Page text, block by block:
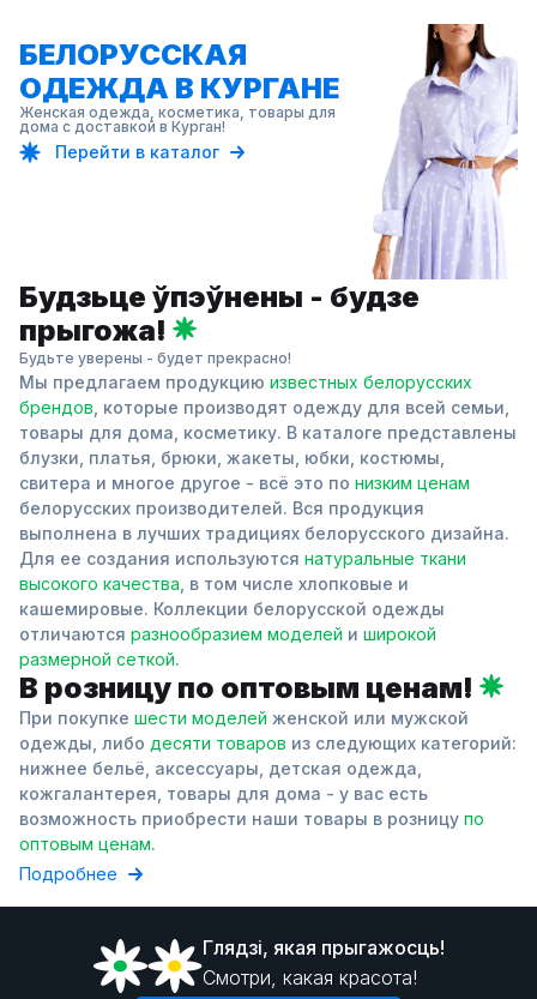
БЕЛОРУССКАЯ
ОДЕЖДА В КУРГАНЕ
Женская одежда, косметика, товары для
дома с доставкой в Курган!
Перейти в каталог
Будзьце ўпэўнены - будзе
прыгожа!
Будьте уверены - будет прекрасно!
Мы предлагаем продукцию известных белорусских
брендов , которые производят одежду для всей семьи,
товары для дома, косметику. В каталоге представлены
блузки, платья, брюки, жакеты, юбки, костюмы,
свитера и многое другое - всё это по низким ценам
белорусских производителей. Вся продукция
выполнена в лучших традициях белорусского дизайна.
Для ее создания используются натуральные ткани
высокого качества , в том числе хлопковые и
кашемировые. Коллекции белорусской одежды
отличаются разнообразием моделей и широкой
размерной сеткой.
В розницу по оптовым ценам!
При покупке шести моделей женской или мужской
одежды, либо десяти товаров из следующих категорий:
нижнее бельё, аксессуары, детская одежда,
кожгалантерея, товары для дома - у вас есть
возможность приобрести наши товары в розницу по
оптовым ценам.
Подробнее
Глядзi, якая прыгажосць!
Смотри, какая красота!